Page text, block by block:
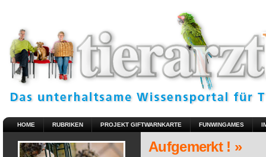
HOME RUBRIKEN PROJEKT GIFTWARNKARTE FUNWINGAMES
Aufgemerkt ! »